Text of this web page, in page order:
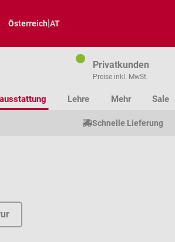
Österreich|AT
Privatkunden
Preise inkl. MwSt.
Lehre Mehr Sale
Schnelle Lieferung